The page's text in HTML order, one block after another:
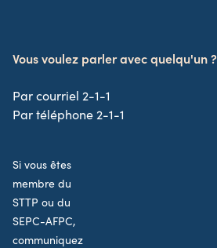
Vous voulez parler avec quelqu'un ?
Par courriel 2-1-1
Par téléphone 2-1-1
Si vous êtes
membre du
STTP ou du
SEPC-AFPC,
communiquez